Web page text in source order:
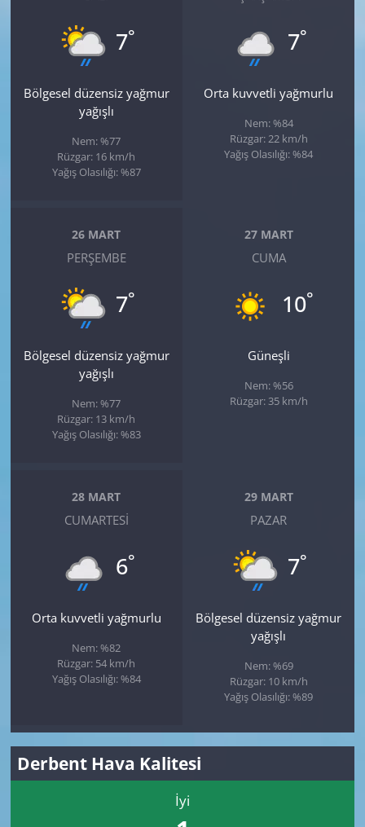
7°
Bölgesel düzensiz yağmur
yağışlı
Nem: %77
Rüzgar: 16 km/h
Yağış Olasılığı: %87
7°
Orta kuvvetli yağmurlu
Nem: %84
Rüzgar: 22 km/h
Yağış Olasılığı: %84
26 MART
PERŞEMBE
7°
Bölgesel düzensiz yağmur
yağışlı
Nem: %77
Rüzgar: 13 km/h
Yağış Olasılığı: %83
27 MART
CUMA
10°
Güneşli
Nem: %56
Rüzgar: 35 km/h
28 MART
CUMARTESI
6°
Orta kuvvetli yağmurlu
Nem: %82
Rüzgar: 54 km/h
Yağış Olasılığı: %84
29 MART
PAZAR
7°
Bölgesel düzensiz yağmur
yağışlı
Nem: %69
Rüzgar: 10 km/h
Yağış Olasılığı: %89
Derbent Hava Kalitesi
İyi